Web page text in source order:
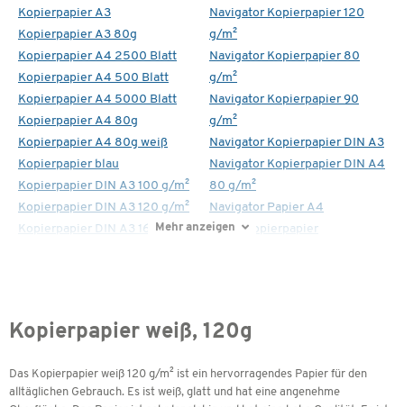
Kopierpapier A3
Kopierpapier A3 80g
Kopierpapier A4 2500 Blatt
Kopierpapier A4 500 Blatt
Kopierpapier A4 5000 Blatt
Kopierpapier A4 80g
Kopierpapier A4 80g weiß
Kopierpapier blau
Kopierpapier DIN A3 100 g/m²
Kopierpapier DIN A3 120 g/m²
Kopierpapier DIN A3 160 g/m²
Navigator Kopierpapier 120
g/m²
Navigator Kopierpapier 80
g/m²
Navigator Kopierpapier 90
g/m²
Navigator Kopierpapier DIN A3
Navigator Kopierpapier DIN A4
80 g/m²
Navigator Papier A4
Xerox Kopierpapier
Mehr anzeigen
Kopierpapier weiß, 120g
Das Kopierpapier weiß 120 g/m² ist ein hervorragendes Papier für den
alltäglichen Gebrauch. Es ist weiß, glatt und hat eine angenehme